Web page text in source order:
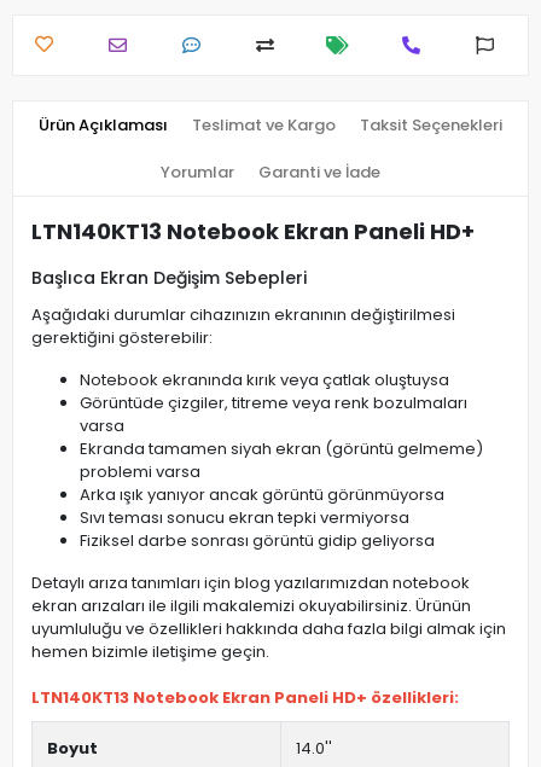
Ürün Açıklaması Teslimat ve Kargo Taksit Seçenekleri
Yorumlar Garanti ve İade
LTN140KT13 Notebook Ekran Paneli HD+
Başlıca Ekran Değişim Sebepleri
Aşağıdaki durumlar cihazınızın ekranının değiştirilmesi
gerektiğini gösterebilir:
Notebook ekranında kırık veya çatlak oluştuysa
Görüntüde çizgiler, titreme veya renk bozulmaları
varsa
Ekranda tamamen siyah ekran (görüntü gelmeme)
problemi varsa
Arka ışık yanıyor ancak görüntü görünmüyorsa
Sıvı teması sonucu ekran tepki vermiyorsa
Fiziksel darbe sonrası görüntü gidip geliyorsa
Detaylı arıza tanımları için blog yazılarımızdan notebook
ekran arızaları ile ilgili makalemizi okuyabilirsiniz. Ürünün
uyumluluğu ve özellikleri hakkında daha fazla bilgi almak için
hemen bizimle iletişime geçin.
LTN140KT13 Notebook Ekran Paneli HD+ özellikleri:
Boyut 14.0''